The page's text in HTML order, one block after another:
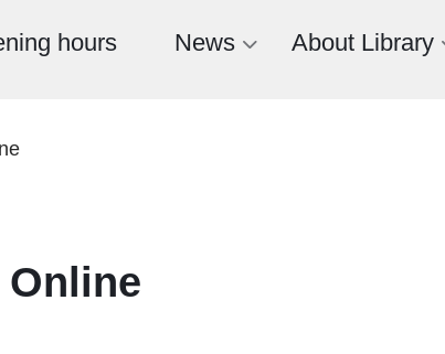
hours News About Library